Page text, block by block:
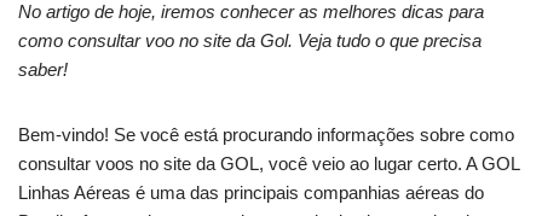
No artigo de hoje, iremos conhecer as melhores dicas para
como consultar voo no site da Gol. Veja tudo o que precisa
saber!
Bem-vindo! Se você está procurando informações sobre como
consultar voos no site da GOL, você veio ao lugar certo. A GOL
Linhas Aéreas é uma das principais companhias aéreas do